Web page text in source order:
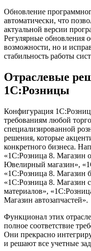
Обновление
автоматически, что
актуальной версии
Регулярные обновления
возможности, но и
стабильность работы
Отраслевые
1С:Розницы
Конфигурация
требованиям любой
специализированной
решения, которые
конкретного бизнеса.
«1С:Розница 8. Магазин
Ювелирный магазин»,
«1С:Розница 8. Магазин
«1С:Розница 8. Магазин
материалов»,
Магазин автозапчастей».
Функционал этих
полное соответствие
Они прекрасно
и решают все учетные